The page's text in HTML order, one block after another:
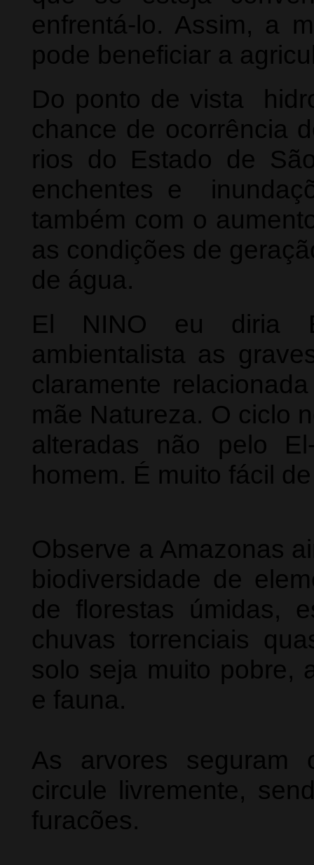
enfrentá-lo. Assim, a
pode beneficiar a
Do ponto de vista
chance de ocorrência
rios do Estado de
enchentes e
também com o
as condições de
de água.
El NINO eu diria
ambientalista as
claramente
mãe Natureza. O ciclo
alteradas não pelo
homem. É muito fácil
Observe a Amazonas
biodiversidade de
de florestas úmidas,
chuvas torrenciais
solo seja muito pobre,
e fauna.
As arvores seguram
circule livremente,
furacões.